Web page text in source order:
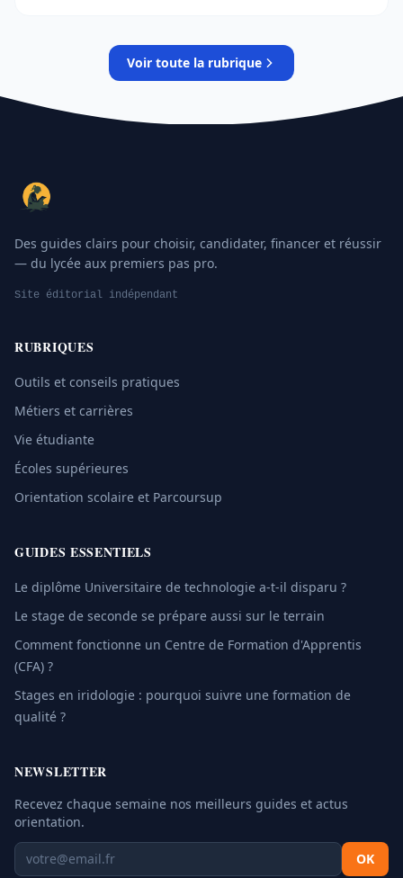
Voir toute la rubrique
Des guides clairs pour choisir, candidater, financer et réussir
— du lycée aux premiers pas pro.
Site éditorial indépendant
RUBRIQUES
Outils et conseils pratiques
Métiers et carrières
Vie étudiante
Écoles supérieures
Orientation scolaire et Parcoursup
GUIDES ESSENTIELS
Le diplôme Universitaire de technologie a-t-il disparu ?
Le stage de seconde se prépare aussi sur le terrain
Comment fonctionne un Centre de Formation d'Apprentis
(CFA) ?
Stages en iridologie : pourquoi suivre une formation de
qualité ?
NEWSLETTER
Recevez chaque semaine nos meilleurs guides et actus
orientation.
OK